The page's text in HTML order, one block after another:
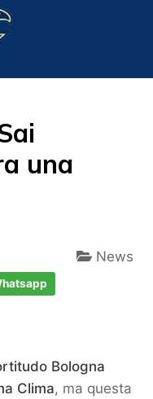
una
News
Bologna
Clima, ma questa